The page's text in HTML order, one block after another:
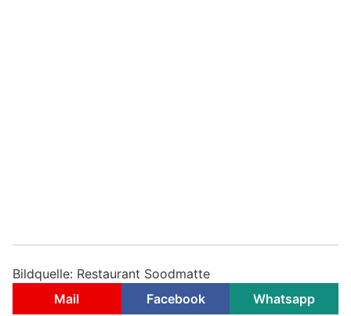
Bildquelle: Restaurant Soodmatte
Mail
Facebook Whatsapp